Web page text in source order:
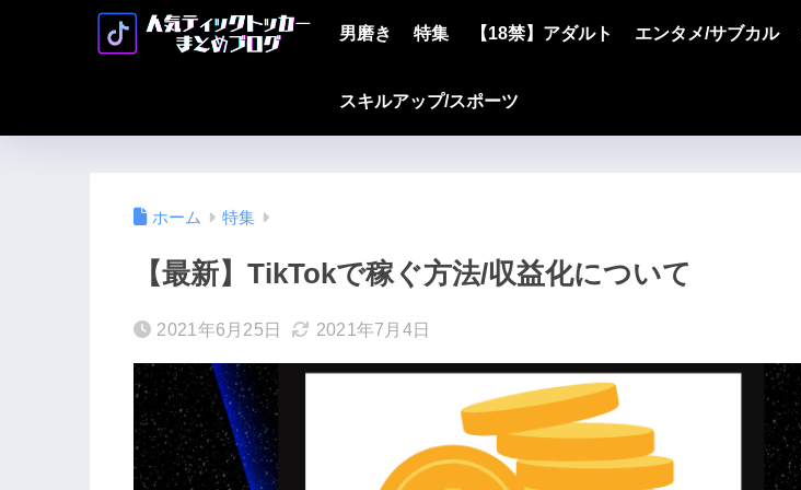
男磨き 特集 【18禁】アダルト エンタメ/サブカル
スキルアップ/スポーツ
ホーム 特集
【最新】TikTokで稼ぐ方法/収益化について
2021年6月25日 2021年7月4日